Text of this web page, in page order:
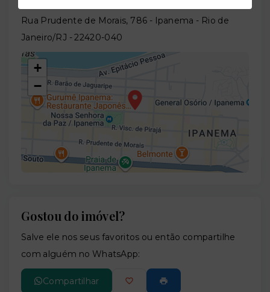
Rua Prudente de Morais, 786 - Ipanema - Rio de
Janeiro/RJ - 22420-040
+
−
Gostou do imóvel?
Salve ele nos seus favoritos ou então compartilhe
com alguém no WhatsApp:
Compartilhar